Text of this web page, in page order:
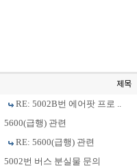
제목
RE: 5002B번 에어팟 프로 ..
5600(급행) 관련
RE: 5600(급행) 관련
5002번 버스 분실물 문의